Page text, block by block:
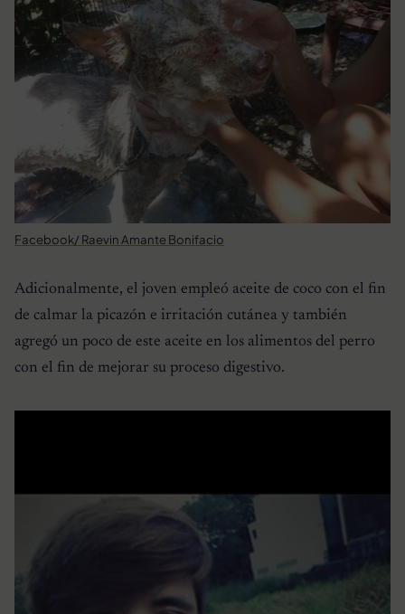
Facebook/ Raevin Amante Bonifacio
Adicionalmente, el joven empleó aceite de coco con el fin
de calmar la picazón e irritación cutánea y también
agregó un poco de este aceite en los alimentos del perro
con el fin de mejorar su proceso digestivo.